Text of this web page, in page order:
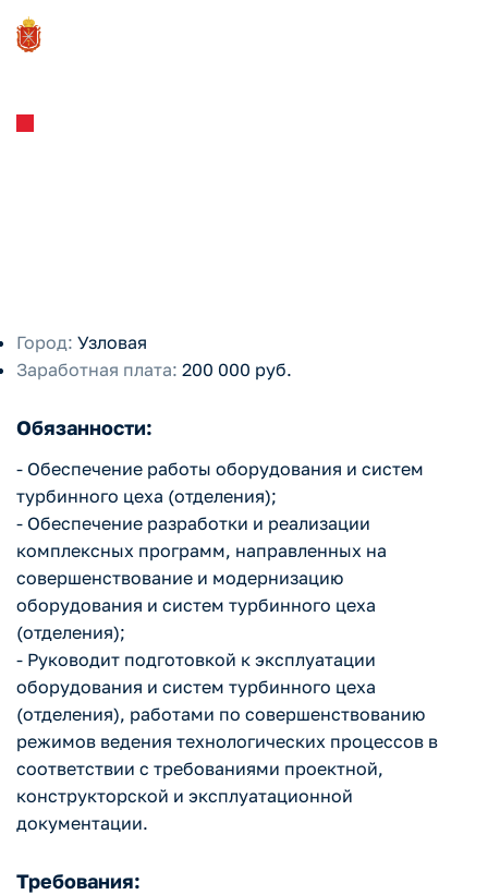
Город: Узловая
Заработная плата: 200 000 руб.
Обязанности:
- Обеспечение работы оборудования и систем
турбинного цеха (отделения);
- Обеспечение разработки и реализации
комплексных программ, направленных на
совершенствование и модернизацию
оборудования и систем турбинного цеха
(отделения);
- Руководит подготовкой к эксплуатации
оборудования и систем турбинного цеха
(отделения), работами по совершенствованию
режимов ведения технологических процессов в
соответствии с требованиями проектной,
конструкторской и эксплуатационной
документации.
Требования: